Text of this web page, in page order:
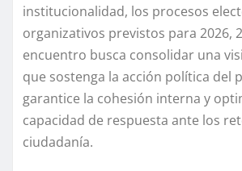
institucionalidad, los procesos
organizativos previstos para 2026,
encuentro busca consolidar una
que sostenga la acción política del
garantice la cohesión interna y
capacidad de respuesta ante los
ciudadanía.